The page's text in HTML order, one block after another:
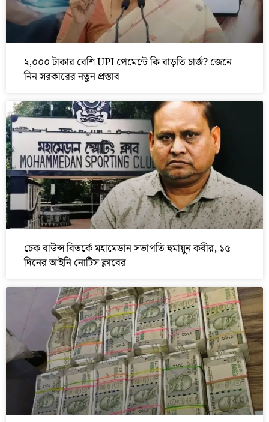
২,০০০ টাকার বেশি UPI পেমেন্টে কি বাড়তি চার্জ? জেনে
নিন সরকারের নতুন প্রস্তাব
চেক বাউন্স বিতর্কে মহামেডান সভাপতি হুমায়ুন কবীর, ১৫
দিনের আইনি নোটিস ক্লাবের